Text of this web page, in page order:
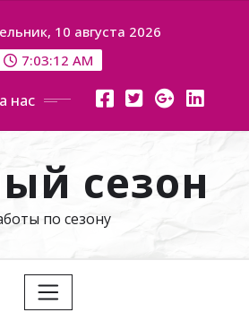
10 августа 2026
7:03:13 AM
нас
сезон
по сезону